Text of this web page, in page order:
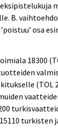
B.
osa
18300
(TOL
turkisten